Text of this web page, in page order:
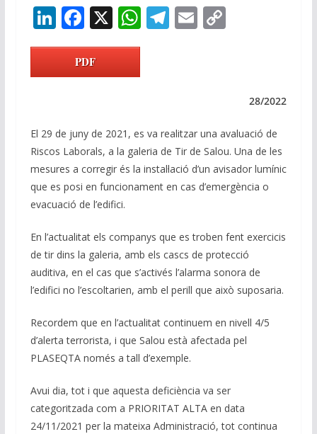
Li
n
k
e
n
F
ac
e
b
o
k
X W
p
p
T
m
E C
n
k
PDF
28/2022
El 29 de juny de 2021, es va realitzar una avaluació de
Riscos Laborals, a la galeria de Tir de Salou. Una de les
mesures a corregir és la instal·lació d’un avisador lumínic
que es posi en funcionament en cas d’emergència o
evacuació de l’edifici.
En l’actualitat els companys que es troben fent exercicis
de tir dins la galeria, amb els cascs de protecció
auditiva, en el cas que s’activés l’alarma sonora de
l’edifici no l’escoltarien, amb el perill que això suposaria.
Recordem que en l’actualitat continuem en nivell 4/5
d’alerta terrorista, i que Salou està afectada pel
PLASEQTA només a tall d’exemple.
Avui dia, tot i que aquesta deficiència va ser
categoritzada com a PRIORITAT ALTA en data
24/11/2021 per la mateixa Administració, tot continua